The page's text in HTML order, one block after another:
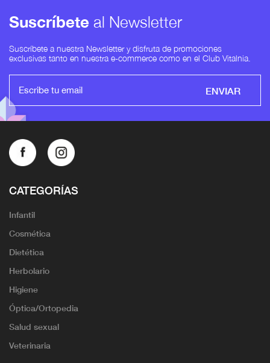
Suscríbete al Newsletter
Suscríbete a nuestra Newsletter y disfruta de promociones
exclusivas tanto en nuestra e-commerce como en el Club Vitalnia.
ENVIAR
CATEGORÍAS
Infantil
Cosmética
Dietética
Herbolario
Higiene
Óptica/Ortopedia
Salud sexual
Veterinaria